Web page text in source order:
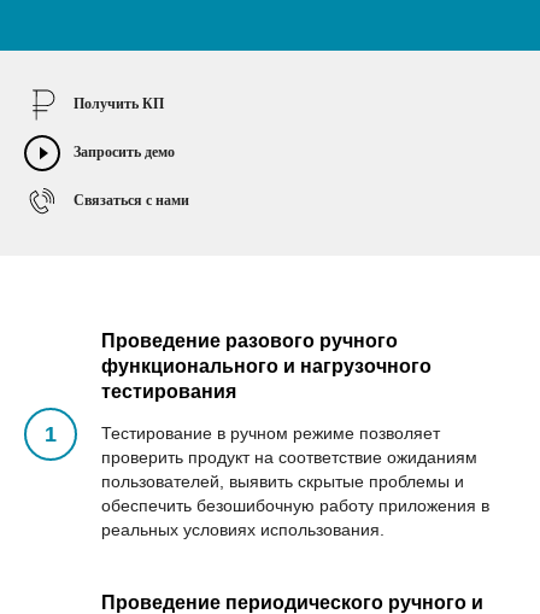
Получить КП
Запросить демо
Связаться с нами
Проведение разового ручного
функционального и нагрузочного
тестирования
Тестирование в ручном режиме позволяет
проверить продукт на соответствие ожиданиям
пользователей, выявить скрытые проблемы и
обеспечить безошибочную работу приложения в
реальных условиях использования.
Проведение периодического ручного и